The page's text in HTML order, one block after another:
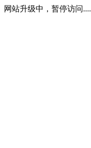
网站升级中，暂停访问....